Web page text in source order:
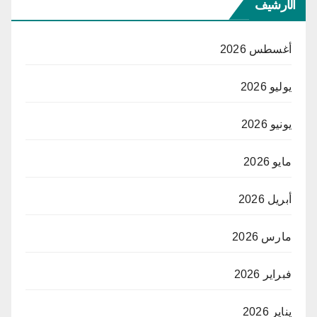
الأرشيف
أغسطس 2026
يوليو 2026
يونيو 2026
مايو 2026
أبريل 2026
مارس 2026
فبراير 2026
يناير 2026